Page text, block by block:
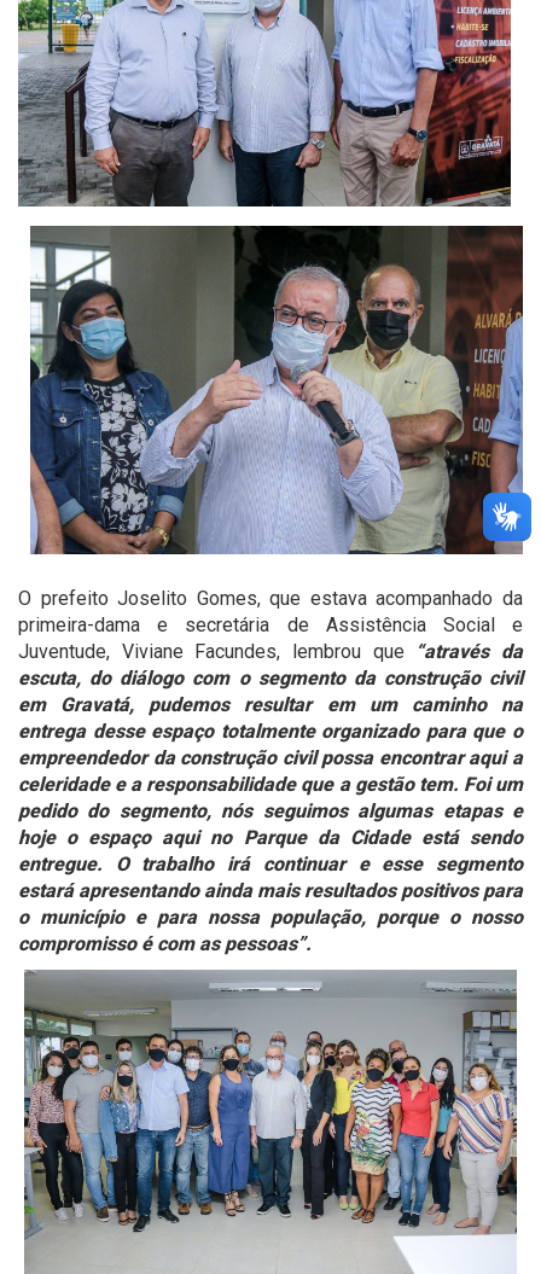
O prefeito Joselito Gomes, que estava acompanhado da
primeira-dama e secretária de Assistência Social e
Juventude, Viviane Facundes, lembrou que
“através da
escuta, do diálogo com o segmento da construção civil
em Gravatá, pudemos resultar em um caminho na
entrega desse espaço totalmente organizado para que o
empreendedor da construção civil possa encontrar aqui a
celeridade e a responsabilidade que a gestão tem. Foi um
pedido do segmento, nós seguimos algumas etapas e
hoje o espaço aqui no Parque da Cidade está sendo
entregue. O trabalho irá continuar e esse segmento
estará apresentando ainda mais resultados positivos para
o município e para nossa população, porque o nosso
compromisso é com as pessoas”.